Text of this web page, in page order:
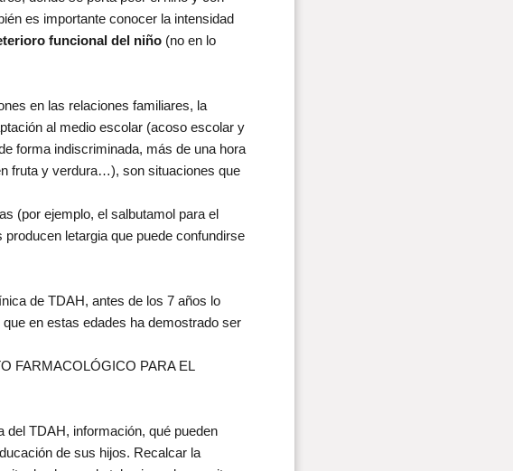
es importante conocer la intensidad
funcional del niño (no en lo
en las relaciones familiares, la
al medio escolar (acoso escolar y
forma indiscriminada, más de una hora
fruta y verdura…), son situaciones que
(por ejemplo, el salbutamol para el
letargia que puede confundirse
de TDAH, antes de los 7 años lo
en estas edades ha demostrado ser
FARMACOLÓGICO PARA EL
del TDAH, información, qué pueden
de sus hijos. Recalcar la